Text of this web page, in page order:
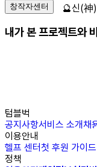
창작자센터
내가 본 프로젝트와
텀블벅
공지사항서비스 소개채
이용안내
헬프 센터첫 후원 가이드
정책
🔮신(神